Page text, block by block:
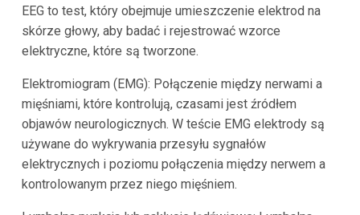
EEG to test, który obejmuje umieszczenie elektrod na
skórze głowy, aby badać i rejestrować wzorce
elektryczne, które są tworzone.
Elektromiogram (EMG): Połączenie między nerwami a
mięśniami, które kontrolują, czasami jest źródłem
objawów neurologicznych. W teście EMG elektrody są
używane do wykrywania przesyłu sygnałów
elektrycznych i poziomu połączenia między nerwem a
kontrolowanym przez niego mięśniem.